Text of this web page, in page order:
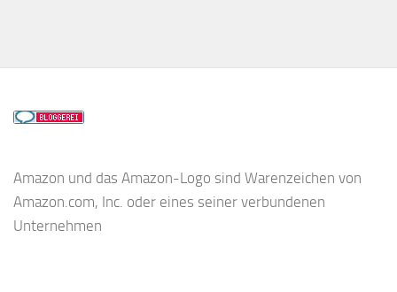
Amazon und das Amazon-Logo sind Warenzeichen von
Amazon.com, Inc. oder eines seiner verbundenen
Unternehmen